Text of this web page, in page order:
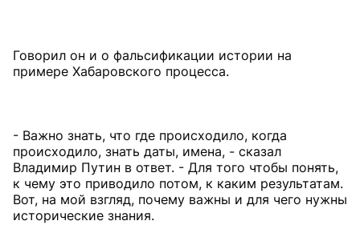
Говорил он и о фальсификации истории на
примере Хабаровского процесса.
- Важно знать, что где происходило, когда
происходило, знать даты, имена, - сказал
Владимир Путин в ответ. - Для того чтобы понять,
к чему это приводило потом, к каким результатам.
Вот, на мой взгляд, почему важны и для чего нужны
исторические знания.